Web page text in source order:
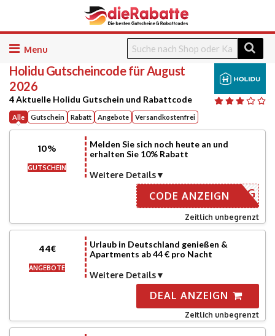
Skip
content
Holidu Gutscheincode für August
2026
4 Aktuelle Holidu Gutschein und Rabattcode
Alle Gutschein Rabatt Angebote Versandkostenfrei
10%
GUTSCHEIN
Melden Sie sich noch heute an und
erhalten Sie 10% Rabatt
Weitere Details
NMELDUNG
CODE ANZEIGN
Zeitlich unbegrenzt
44€
ANGEBOTE
Urlaub in Deutschland genießen &
Apartments ab 44 € pro Nacht
Weitere Details
DEAL ANZEIGN
Zeitlich unbegrenzt